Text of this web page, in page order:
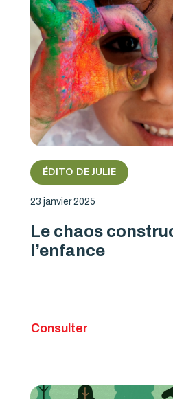
ÉDITO DE JULIE
23 janvier 2025
Le chaos
l’enfance
Consulter